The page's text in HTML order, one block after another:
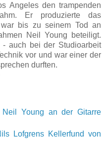
Angeles den trampenden
Er produzierte das
bis zu seinem Tod an
Neil Young beteiligt.
auch bei der Studioarbeit
vor und war einer der
durften.
Young an der Gitarre
Lofgrens Kellerfund von